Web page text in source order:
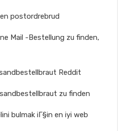
postordrebrud
Mail -Bestellung zu finden,
Reddit
zu finden
bulmak iГ§in en iyi web